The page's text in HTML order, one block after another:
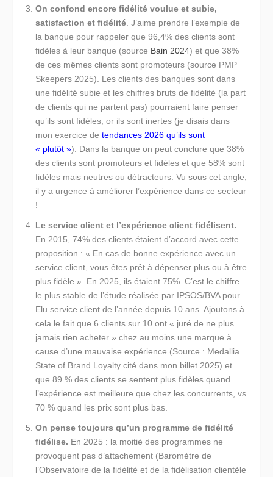
On confond encore fidélité voulue et subie,
satisfaction et fidélité . J’aime prendre l’exemple de
la banque pour rappeler que 96,4% des clients sont
fidèles à leur banque (source Bain 2024) et que 38%
de ces mêmes clients sont promoteurs (source PMP
Skeepers 2025). Les clients des banques sont dans
une fidélité subie et les chiffres bruts de fidélité (la part
de clients qui ne partent pas) pourraient faire penser
qu’ils sont fidèles, or ils sont inertes (je disais dans
mon exercice detendances 2026 qu’ils sont
« plutôt »). Dans la banque on peut conclure que 38%
des clients sont promoteurs et fidèles et que 58% sont
fidèles mais neutres ou détracteurs. Vu sous cet angle,
il y a urgence à améliorer l’expérience dans ce secteur
!
Le service client et l’expérience client fidélisent.
En 2015, 74% des clients étaient d’accord avec cette
proposition : « En cas de bonne expérience avec un
service client, vous êtes prêt à dépenser plus ou à être
plus fidèle ». En 2025, ils étaient 75%. C’est le chiffre
le plus stable de l’étude réalisée par IPSOS/BVA pour
Elu service client de l’année depuis 10 ans. Ajoutons à
cela le fait que 6 clients sur 10 ont « juré de ne plus
jamais rien acheter » chez au moins une marque à
cause d’une mauvaise expérience (Source : Medallia
State of Brand Loyalty cité dans mon billet 2025) et
que 89 % des clients se sentent plus fidèles quand
l’expérience est meilleure que chez les concurrents, vs
70 % quand les prix sont plus bas.
On pense toujours qu’un programme de fidélité
fidélise. En 2025 : la moitié des programmes ne
provoquent pas d’attachement (Baromètre de
l’Observatoire de la fidélité et de la fidélisation clientèle